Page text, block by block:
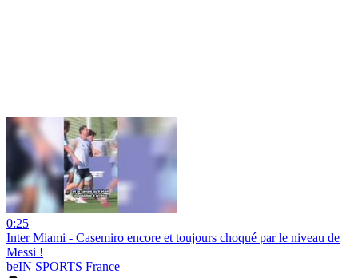
0:25
Inter Miami - Casemiro encore et toujours choqué par le niveau de
Messi !
beIN SPORTS France